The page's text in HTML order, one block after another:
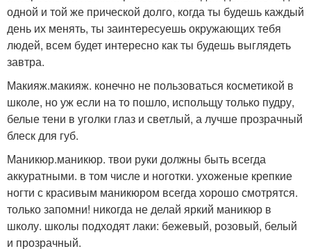
одной и той же прической долго, когда ты будешь каждый
день их менять, ты заинтересуешь окружающих тебя
людей, всем будет интересно как ты будешь выглядеть
завтра.
Макияж.макияж. конечно не пользоваться косметикой в
школе, но уж если на то пошло, испольщу только пудру,
белые тени в уголки глаз и светлый, а лучше прозрачный
блеск для губ.
Маникюр.маникюр. твои руки должны быть всегда
аккуратными. в том числе и ноготки. ухоженые крепкие
ногти с красивым маникюром всегда хорошо смотрятся.
только запомни! никогда не делай яркий маникюр в
школу. школы подходят лаки: бежевый, розовый, белый
и прозрачный.